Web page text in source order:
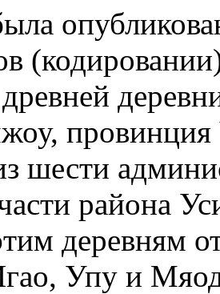
шести
района
деревням
Упу и